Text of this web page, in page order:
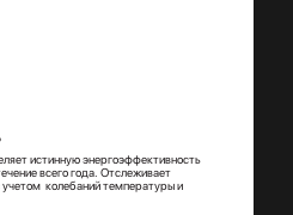
истинную энергоэффективность
всего года. Отслеживает
колебаний температуры и